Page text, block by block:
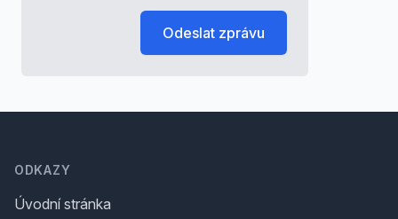
Odeslat zprávu
ODKAZY
Úvodní stránka